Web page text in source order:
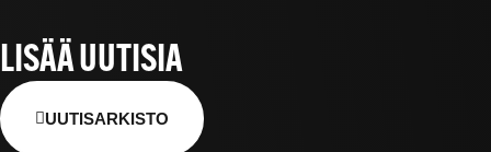
LISÄÄ UUTISIA
UUTISARKISTO